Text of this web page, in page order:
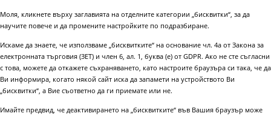
Моля, кликнете върху заглавията на отделните категории „бисквитки“, за да
научите повече и да промените настройките по подразбиране.
Искаме да знаете, че използваме „бисквитките“ на основание чл. 4а от Закона за
електронната търговия (ЗЕТ) и член 6, ал. 1, буква (е) от GDPR. Ако не сте съгласни
с това, можете да откажете съхраняването, като настроите браузъра си така, че да
Ви информира, когато някой сайт иска да запамети на устройството Ви
„бисквитки“, а Вие съответно да ги приемате или не.
Имайте предвид, че деактивирането на „бисквитките“ във Вашия браузър може